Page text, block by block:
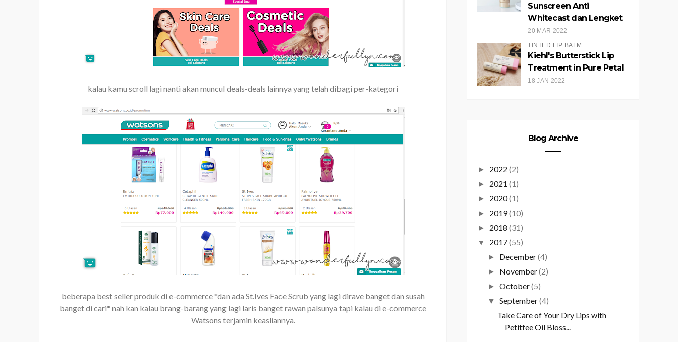
kalau kamu scroll lagi nanti akan muncul deals-deals lainnya yang telah dibagi per-kategori
beberapa best seller produk di e-commerce *dan ada St.Ives Face Scrub yang lagi dirave banget dan susah
banget di cari* nah kan kalau brang-barang yang lagi laris banget rawan palsunya tapi kalau di e-commerce
Watsons terjamin keasliannya.
Sunscreen Anti
Whitecast dan Lengket
20 MAR 2022
TINTED LIP BALM
Kiehl's Butterstick Lip
Treatment in Pure Petal
18 JAN 2022
Blog Archive
► 2022 (2)
► 2021 (1)
► 2020(1)
► 2019(10)
► 2018 (31)
▼ 2017(55)
► December(4)
► November(2)
► October(5)
▼ September(4)
Take Care of Your Dry Lips with
Petitfee Oil Bloss...